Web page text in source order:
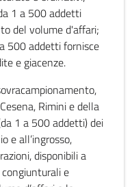
1 a 500 addetti
del volume d'affari;
500 addetti fornisce
e giacenze.
Rimini e della
1 a 500 addetti) dei
e all’ingrosso,
disponibili a
e